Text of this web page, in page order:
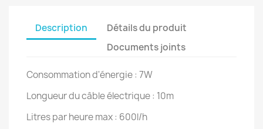
Description
Détails du produit
Documents joints
Consommation d'énergie : 7W
Longueur du câble électrique : 10m
Litres par heure max : 600l/h